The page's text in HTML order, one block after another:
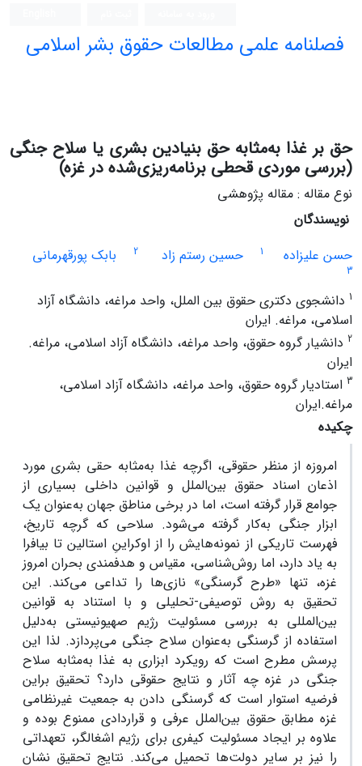
فصلنامه علمی مطالعات حقوق بشر اسلامی
حق بر غذا به‌مثابه حق بنیادین بشری یا سلاح جنگی
(بررسی موردی قحطی برنامه‌ریزی‌شده در غزه)
نوع مقاله : مقاله پژوهشی
نویسندگان
حسن علیزاده
1 حسین رستم زاد 2 بابک پورقهرمانی
3
1 دانشجوی دکتری حقوق بین الملل، واحد مراغه، دانشگاه آزاد
اسلامی، مراغه. ایران
2 دانشیار گروه حقوق، واحد مراغه، دانشگاه آزاد اسلامی، مراغه.
ایران
3 استادیار گروه حقوق، واحد مراغه، دانشگاه آزاد اسلامی،
مراغه.ایران
چکیده
امروزه از منظر حقوقی، اگرچه غذا به‌مثابه حقی بشری مورد
اذعان اسناد حقوق بین‌الملل و قوانین داخلی بسیاری از
جوامع قرار گرفته است، اما در برخی مناطق جهان به‌عنوان یک
ابزار جنگی به‌کار گرفته می‌شود. سلاحی که گرچه تاریخ،
فهرست تاریکی از نمونه‌هایش را از اوکراینِ استالین تا بیافرا
به یاد دارد، اما روش‌شناسی، مقیاس و هدفمندی بحران امروز
غزه، تنها «طرح گرسنگی» نازی‌ها را تداعی می‌کند. این
تحقیق به روش توصیفی-تحلیلی و با استناد به قوانین
بین‌المللی به بررسی مسئولیت رژیم صهیونیستی به‌دلیل
استفاده از گرسنگی به‌عنوان سلاح جنگی می‌پردازد. لذا این
پرسش مطرح است که رویکرد ابزاری به غذا به‌مثابه سلاح
جنگی در غزه چه آثار و نتایج حقوقی دارد؟ تحقیق براین
فرضیه استوار است که گرسنگی دادن به جمعیت غیرنظامی
غزه مطابق حقوق بین‌الملل عرفی و قراردادی ممنوع بوده و
علاوه بر ایجاد مسئولیت کیفری برای رژیم اشغالگر، تعهداتی
را نیز بر سایر دولت‌ها تحمیل می‌کند. نتایج تحقیق نشان